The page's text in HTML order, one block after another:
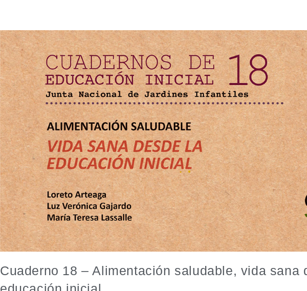
Cuaderno 18 – Alimentación saludable, vida sana